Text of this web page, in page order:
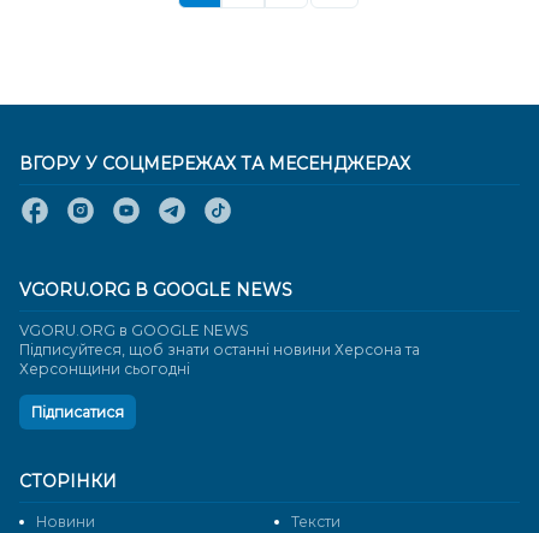
СТОРІНКИ
Новини
Тексти
ВГОРУ У СОЦМЕРЕЖАХ ТА МЕСЕНДЖЕРАХ
VGORU.ORG В GOOGLE NEWS
VGORU.ORG в GOOGLE NEWS
Підписуйтеся, щоб знати останні новини Херсона та
Херсонщини сьогодні
Підписатися